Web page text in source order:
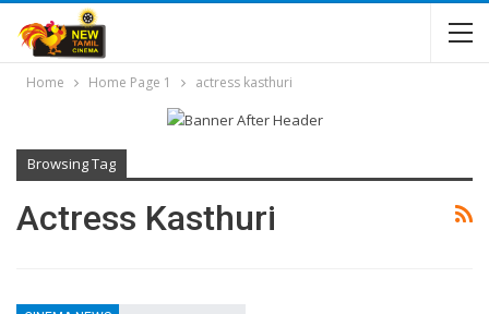
Home Home Page 1 actress kasthuri
Browsing Tag
Actress Kasthuri